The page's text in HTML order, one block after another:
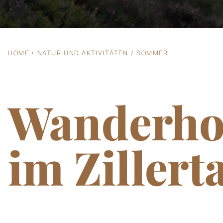
SPA und
Natur und
Infos und
HOME NATUR UND AKTIVITÄTEN SOMMER
im